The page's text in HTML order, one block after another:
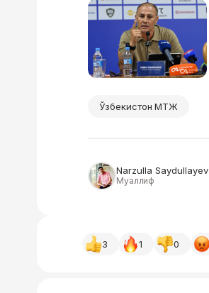
Ўзбекистон МТЖ
Narzulla Saydullayev
Муаллиф
3 1 0